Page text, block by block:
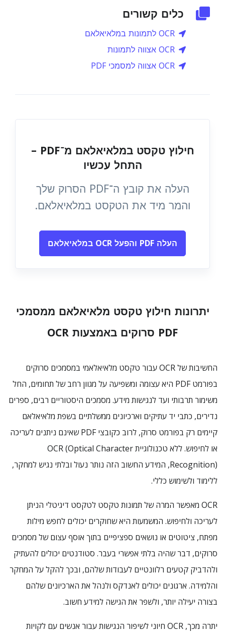
כלים קשורים
OCR לתמונות במלאיאלאם
OCR אצווה לתמונות
OCR אצווה למסמכי PDF
חילוץ טקסט במלאיאלאם מ־PDF –
התחל עכשיו
העלה את קובץ ה־PDF הסרוק שלך
והמר מיד את הטקסט במלאיאלאם.
העלה PDF והפעל OCR במלאיאלאם
יתרונות חילוץ טקסט מלאיאלאם ממסמכי
PDF סרוקים באמצעות OCR
החשיבות של OCR עבור טקסט מלאיאלאמי במסמכים סרוקים
בפורמט PDF היא עצומה ומשפיעה על מגוון רחב של תחומים, החל
משימור תרבותי ועד לנגישות מידע. מסמכים היסטוריים רבים, ספרים
נדירים, כתבי יד עתיקים וארכיונים ממשלתיים בשפת מלאיאלאם
קיימים רק בפורמט סרוק, לרוב כקובצי PDF שאינם ניתנים לעריכה
או לחיפוש. ללא טכנולוגיית OCR (Optical Character
Recognition), המידע החשוב הזה נותר נעול ובלתי נגיש למחקר,
ללימוד ולשימוש כללי.
OCR מאפשר המרה של תמונות טקסט לטקסט דיגיטלי הניתן
לעריכה ולחיפוש. המשמעות היא שחוקרים יכולים לחפש מילות
מפתח, ציטוטים או נושאים ספציפיים בתוך אוסף עצום של מסמכים
סרוקים, דבר שהיה בלתי אפשרי בעבר. סטודנטים יכולים להעתיק
ולהדביק קטעים רלוונטיים לעבודות שלהם, ובכך להקל על המחקר
והלמידה. ארגונים יכולים לאנדקס ולנהל את הארכיונים שלהם
בצורה יעילה יותר, ולשפר את הגישה למידע חשוב.
יתרה מכך, OCR חיוני לשיפור הנגישות עבור אנשים עם לקויות